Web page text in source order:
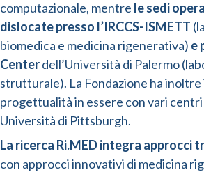
computazionale, mentre le sedi
dislocate presso l’IRCCS-ISMETT
biomedica e medicina rigenerativa) e
Centerdell’Università di Palermo
strutturale). La Fondazione ha
progettualità in essere con vari centri
Università di Pittsburgh.
La ricerca Ri.MED integra approcci
con approcci innovativi di medicina